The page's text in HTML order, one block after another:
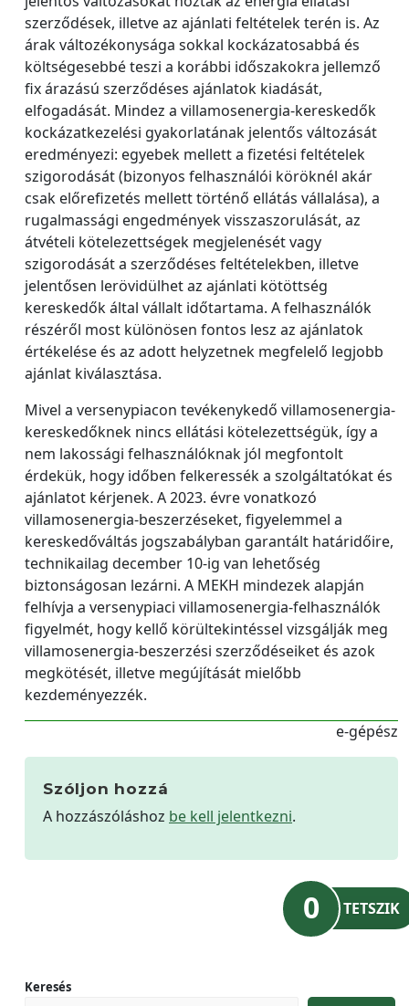
szerződések, illetve az ajánlati feltételek terén is. Az
árak változékonysága sokkal kockázatosabbá és
költségesebbé teszi a korábbi időszakokra jellemző
fix árazású szerződéses ajánlatok kiadását,
elfogadását. Mindez a villamosenergia-kereskedők
kockázatkezelési gyakorlatának jelentős változását
eredményezi: egyebek mellett a fizetési feltételek
szigorodását (bizonyos felhasználói köröknél akár
csak előrefizetés mellett történő ellátás vállalása), a
rugalmassági engedmények visszaszorulását, az
átvételi kötelezettségek megjelenését vagy
szigorodását a szerződéses feltételekben, illetve
jelentősen lerövidülhet az ajánlati kötöttség
kereskedők által vállalt időtartama. A felhasználók
részéről most különösen fontos lesz az ajánlatok
értékelése és az adott helyzetnek megfelelő legjobb
ajánlat kiválasztása.
Mivel a versenypiacon tevékenykedő villamosenergia-
kereskedőknek nincs ellátási kötelezettségük, így a
nem lakossági felhasználóknak jól megfontolt
érdekük, hogy időben felkeressék a szolgáltatókat és
ajánlatot kérjenek. A 2023. évre vonatkozó
villamosenergia-beszerzéseket, figyelemmel a
kereskedőváltás jogszabályban garantált határidőire,
technikailag december 10-ig van lehetőség
biztonságosan lezárni. A MEKH mindezek alapján
felhívja a versenypiaci villamosenergia-felhasználók
figyelmét, hogy kellő körültekintéssel vizsgálják meg
villamosenergia-beszerzési szerződéseiket és azok
megkötését, illetve megújítását mielőbb
kezdeményezzék.
e-gépész
Szóljon hozzá
A hozzászóláshoz be kell jelentkezni.
0 TETSZIK
Keresés